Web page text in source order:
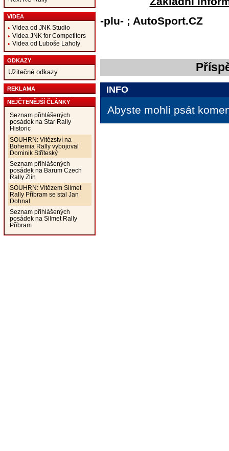
VIDEA
Videa od JNK Studio
Videa JNK for Competitors
Videa od Luboše Laholy
ODKAZY
Užitečné odkazy
REKLAMA
NEJČTENĚJŠÍ ČLÁNKY
Seznam přihlášených
posádek na Star Rally
Historic
SOUHRN: Vítězství na
Bohemia Rally vybojoval
Dominik Stříteský
Seznam přihlášených
posádek na Barum Czech
Rally Zlín
SOUHRN: Vítězem Silmet
Rally Příbram se stal Jan
Dohnal
Seznam přihlášených
posádek na Silmet Rally
Příbram
-plu- ; AutoSport.CZ
INFO
Abyste mohli psát